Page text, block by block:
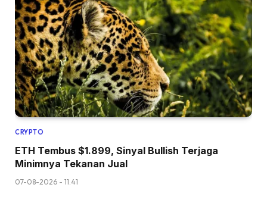
CRYPTO
ETH Tembus $1.899, Sinyal Bullish Terjaga
Minimnya Tekanan Jual
07-08-2026 - 11.41